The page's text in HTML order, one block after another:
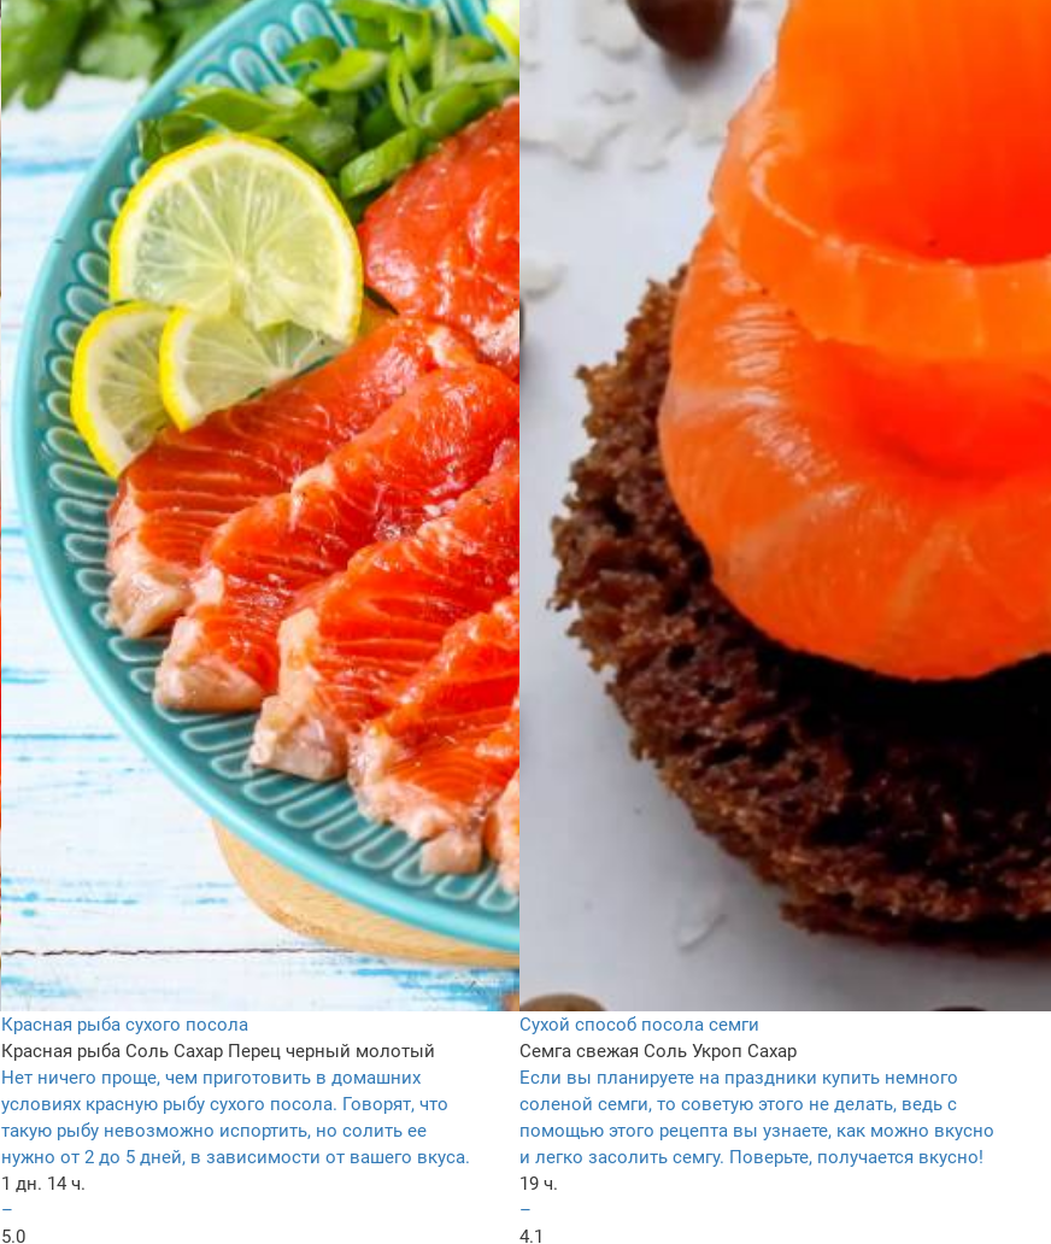
Красная рыба сухого посола
Красная рыба Соль Сахар Перец черный молотый
Нет ничего проще, чем приготовить в домашних
условиях красную рыбу сухого посола. Говорят, что
такую рыбу невозможно испортить, но солить ее
нужно от 2 до 5 дней, в зависимости от вашего вкуса.
1 дн. 14 ч.
–
5.0
Сухой способ посола семги
Семга свежая Соль Укроп Сахар
Если вы планируете на праздники купить немного
соленой семги, то советую этого не делать, ведь с
помощью этого рецепта вы узнаете, как можно вкусно
и легко засолить семгу. Поверьте, получается вкусно!
19 ч.
–
4.1